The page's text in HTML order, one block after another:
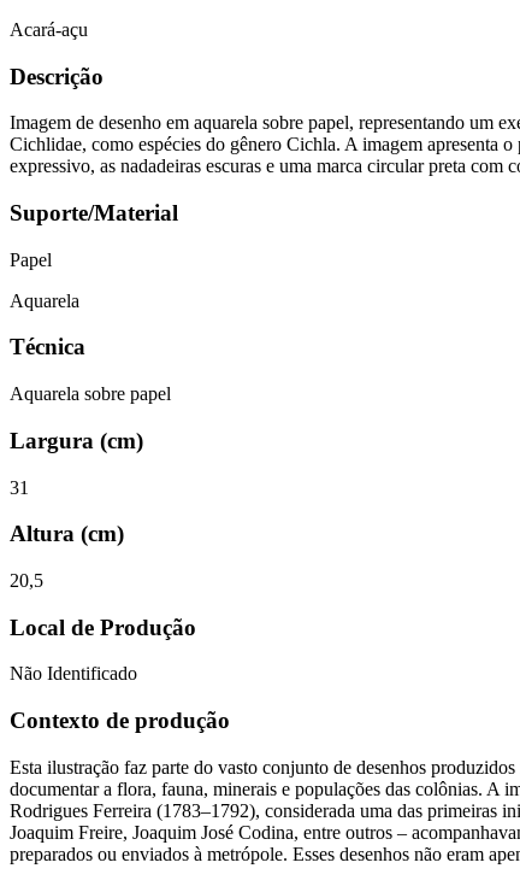
Acará-açu
Descrição
Imagem de desenho em aquarela sobre papel, representando um
Cichlidae, como espécies do gênero Cichla. A imagem apresenta
expressivo, as nadadeiras escuras e uma marca circular preta
Suporte/Material
Papel
Aquarela
Técnica
Aquarela sobre papel
Largura (cm)
31
Altura (cm)
20,5
Local de Produção
Não Identificado
Contexto de produção
Esta ilustração faz parte do vasto conjunto de desenhos
documentar a flora, fauna, minerais e populações das colônias. A
Rodrigues Ferreira (1783–1792), considerada uma das primeiras
Joaquim Freire, Joaquim José Codina, entre outros –
preparados ou enviados à metrópole. Esses desenhos não eram